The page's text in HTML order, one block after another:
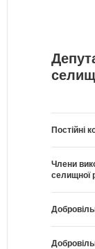
Постійні
Члени
селищної